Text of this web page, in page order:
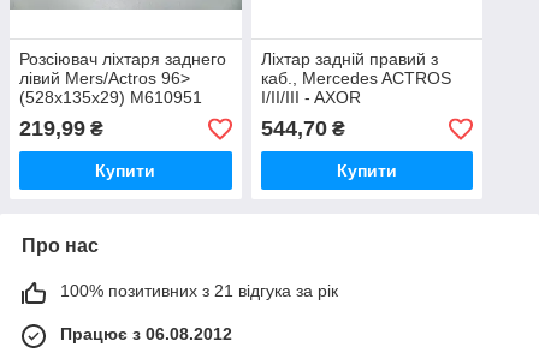
Розсіювач ліхтаря заднего
лівий Mers/Actros 96>
(528x135x29) M610951
219,99 ₴
Купити
Ліхтар задній правий з
каб., Mercedes ACTROS
I/II/III - AXOR
II(525x140x80) М610950R
544,70₴
Купити
Про нас
100% позитивних з 21 відгука за рік
Працює з 06.08.2012